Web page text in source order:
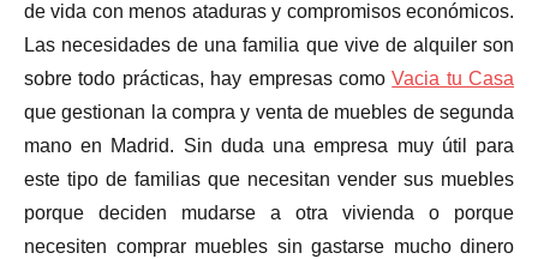
de vida con menos ataduras y compromisos económicos.
Las necesidades de una familia que vive de alquiler son
sobre todo prácticas, hay empresas comoVacia tu Casa
que gestionan la compra y venta de muebles de segunda
mano en Madrid. Sin duda una empresa muy útil para
este tipo de familias que necesitan vender sus muebles
porque deciden mudarse a otra vivienda o porque
necesiten comprar muebles sin gastarse mucho dinero